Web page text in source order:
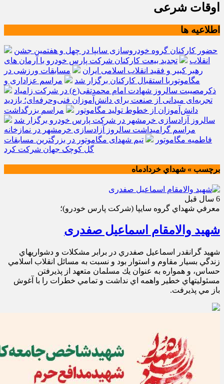
اوقات شرعی
اطلاعیه ها
حضور کارکنان گروه خودروسازی سایپا در چهل و هفتمین جشن
انقلاب
تجدید بیعت کارکنان شرکت پارس خودرو با آرمان های
رهبر کبیر و فقید انقلاب اسلامی ایران
مسابقات ورزشی در
مگاموتوربا استقبال کارکنان برگزار شد
مراسم عزاداری و
ذکرمصیبت سالروز شهادت امام محمدتقی(ع) در شرکت زامیاد
تجربه‌ای میدانی از صنعت برای دانش‌آموزان فنی‌وحرفه‌ای؛ بازدید
دانش‌آموزان از خطوط تولید مگاموتور
مراسم بزرگداشت
سالروز آزادسازی خرمشهر در شرکت پارس خودرو برگزار شد
مراسم گرامیداشت سالروز آزادسازی خرمشهر در نمازخانه
فاطمیه مگاموتور
تیم شهدای مگاموتور در بزرگترین مسابقات
گل کوچک جهان شرکت کرد
برچسب » شهداي خردادماه
6 سال قبل
معرفي شهداي گروه سايپا (شركت پارس خودرو)؛
شهید والامقام اسماعیل صفدری
شهيد گرانقدر اسماعيل صفدري در برابر مشكلات و دشواريهاي
زندگي بسيار مقاوم و استوار بود و نسبت به مسائل انقلاب اسلامي
حساس، و همواره به عنوان يك مسلمان متعهد از پذيرفتن
مسئوليتهاي خطير واهمه اي نداشت و تمامي خطرات را با آغوش
باز مي پذيرفت.